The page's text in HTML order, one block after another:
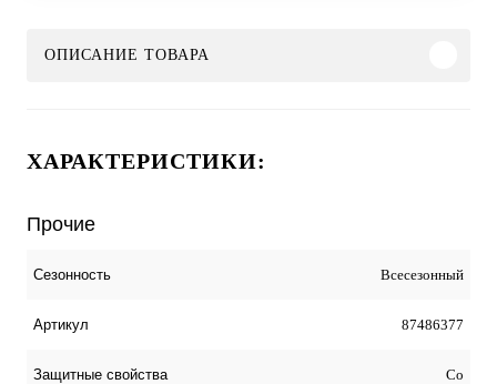
ОПИСАНИЕ ТОВАРА
ХАРАКТЕРИСТИКИ:
Прочие
Сезонность Всесезонный
Артикул 87486377
Защитные свойства Со